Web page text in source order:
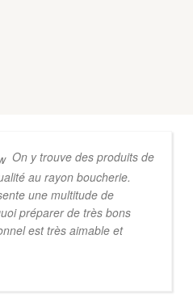
On y trouve des produits de
au rayon boucherie.
une multitude de
préparer de très bons
est très aimable et